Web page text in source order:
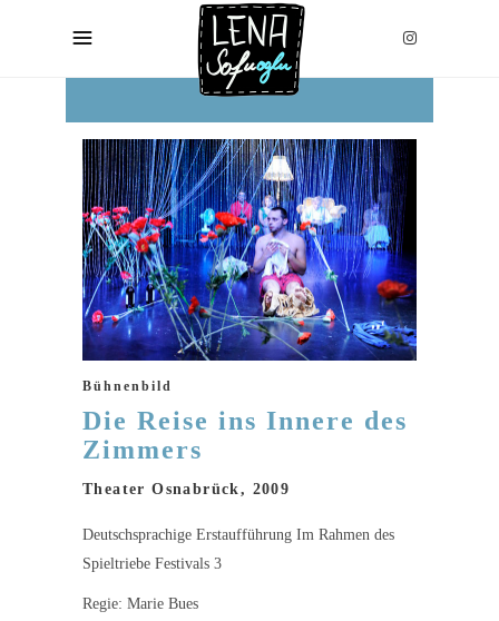
Bühnenbild
Die Reise ins Innere des
Zimmers
Theater Osnabrück, 2009
Deutschsprachige Erstaufführung Im Rahmen des
Spieltriebe Festivals 3
Regie: Marie Bues